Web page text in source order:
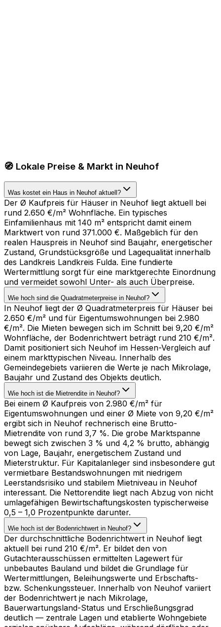
🧭 Lokale Preise & Markt in Neuhof
Was kostet ein Haus in Neuhof aktuell?
Der Ø Kaufpreis für Häuser in Neuhof liegt aktuell bei
rund 2.650 €/m² Wohnfläche. Ein typisches
Einfamilienhaus mit 140 m² entspricht damit einem
Marktwert von rund 371.000 €. Maßgeblich für den
realen Hauspreis in Neuhof sind Baujahr, energetischer
Zustand, Grundstücksgröße und Lagequalität innerhalb
des Landkreis Landkreis Fulda. Eine fundierte
Wertermittlung sorgt für eine marktgerechte Einordnung
und vermeidet sowohl Unter- als auch Überpreise.
Wie hoch sind die Quadratmeterpreise in Neuhof?
In Neuhof liegt der Ø Quadratmeterpreis für Häuser bei
2.650 €/m² und für Eigentumswohnungen bei 2.980
€/m². Die Mieten bewegen sich im Schnitt bei 9,20 €/m²
Wohnfläche, der Bodenrichtwert beträgt rund 210 €/m².
Damit positioniert sich Neuhof im Hessen-Vergleich auf
einem markttypischen Niveau. Innerhalb des
Gemeindegebiets variieren die Werte je nach Mikrolage,
Baujahr und Zustand des Objekts deutlich.
Wie hoch ist die Mietrendite in Neuhof?
Bei einem Ø Kaufpreis von 2.980 €/m² für
Eigentumswohnungen und einer Ø Miete von 9,20 €/m²
ergibt sich in Neuhof rechnerisch eine Brutto-
Mietrendite von rund 3,7 %. Die grobe Marktspanne
bewegt sich zwischen 3 % und 4,2 % brutto, abhängig
von Lage, Baujahr, energetischem Zustand und
Mieterstruktur. Für Kapitalanleger sind insbesondere gut
vermietbare Bestandswohnungen mit niedrigem
Leerstandsrisiko und stabilem Mietniveau in Neuhof
interessant. Die Nettorendite liegt nach Abzug von nicht
umlagefähigen Bewirtschaftungskosten typischerweise
0,5 – 1,0 Prozentpunkte darunter.
Wie hoch ist der Bodenrichtwert in Neuhof?
Der durchschnittliche Bodenrichtwert in Neuhof liegt
aktuell bei rund 210 €/m². Er bildet den von
Gutachterausschüssen ermittelten Lagewert für
unbebautes Bauland und bildet die Grundlage für
Wertermittlungen, Beleihungswerte und Erbschafts-
bzw. Schenkungssteuer. Innerhalb von Neuhof variiert
der Bodenrichtwert je nach Mikrolage,
Bauerwartungsland-Status und Erschließungsgrad
deutlich — zentrale Lagen und etablierte Wohngebiete